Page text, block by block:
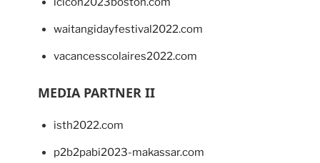
waitangidayfestival2022.com
vacancesscolaires2022.com
MEDIA PARTNER II
isth2022.com
p2b2pabi2023-makassar.com